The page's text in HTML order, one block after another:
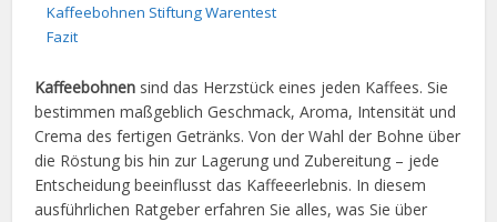
Kaffeebohnen Stiftung Warentest
Fazit
Kaffeebohnen sind das Herzstück eines jeden Kaffees. Sie
bestimmen maßgeblich Geschmack, Aroma, Intensität und
Crema des fertigen Getränks. Von der Wahl der Bohne über
die Röstung bis hin zur Lagerung und Zubereitung – jede
Entscheidung beeinflusst das Kaffeeerlebnis. In diesem
ausführlichen Ratgeber erfahren Sie alles, was Sie über